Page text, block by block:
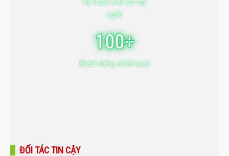
nghề
100+
Khách hàng chiến lược
ĐỐI TÁC TIN CẬY